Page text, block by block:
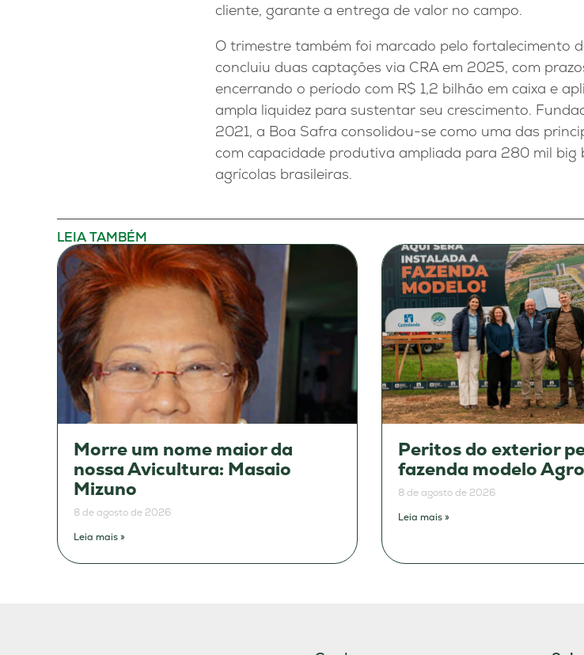
cliente, garante a entrega de valor no campo.
O trimestre também foi marcado pelo fortalecimento
concluiu duas captações via CRA em 2025, com
encerrando o período com R$ 1,2 bilhão em caixa e
ampla liquidez para sustentar seu crescimento.
2021, a Boa Safra consolidou-se como uma das
com capacidade produtiva ampliada para 280 mil big
agrícolas brasileiras.
LEIA TAMBÉM
Morre um nome maior da
nossa Avicultura: Masaio
Mizuno
8 de agosto de 2026
Leia mais »
Peritos do exterior
fazenda modelo
8 de agosto de 2026
Leia mais »